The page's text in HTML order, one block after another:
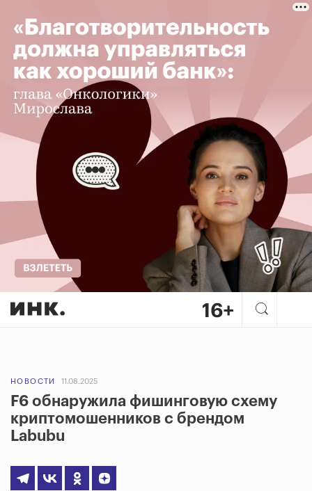
НОВОСТИ 11.08.2025
F6 обнаружила фишинговую схему
криптомошенников с брендом
Labubu